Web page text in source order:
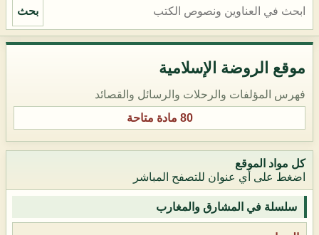
بحث
موقع الروضة الإسلامية
فهرس المؤلفات والرحلات والرسائل والقصائد
80 مادة متاحة
كل مواد الموقع
اضغط على أي عنوان للتصفح المباشر
سلسلة في المشارق والمغارب